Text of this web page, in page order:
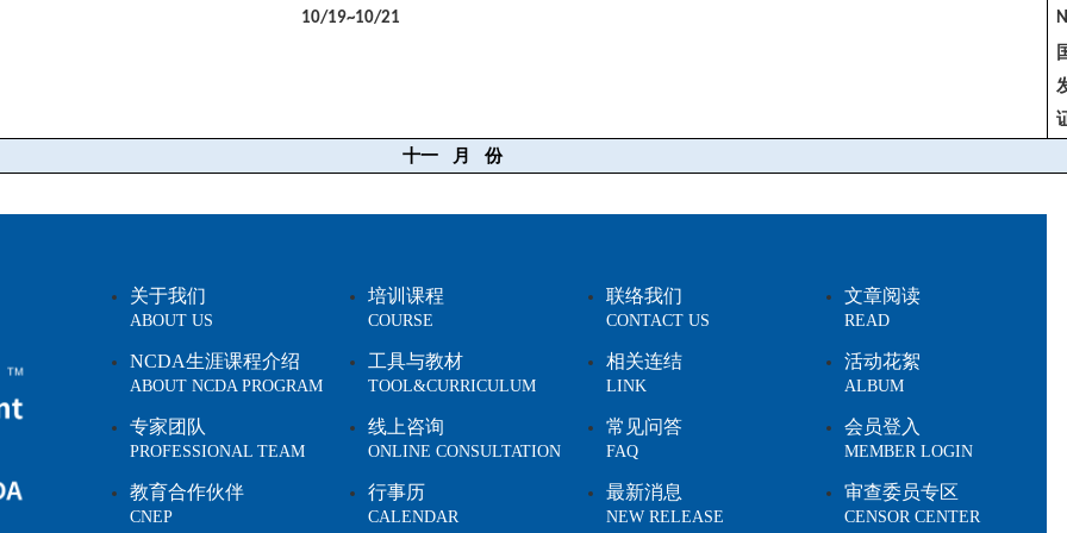
10/19~10/21
十一
月 份
关于我们
ABOUT US
NCDA生涯课程介绍
ABOUT NCDA PROGRAM
专家团队
PROFESSIONAL TEAM
教育合作伙伴
CNEP
培训课程
COURSE
工具与教材
TOOL&CURRICULUM
线上咨询
ONLINE CONSULTATION
行事历
CALENDAR
联络我们
CONTACT US
相关连结
LINK
常见问答
FAQ
最新消息
NEW RELEASE
文章阅读
READ
活动花絮
ALBUM
会员登入
MEMBER LOGIN
审查委员专区
CENSOR CENTER